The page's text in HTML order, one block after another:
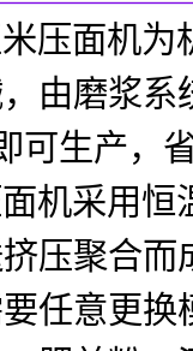
压面机
由磨浆
可生产，
机采用
压聚合
任意更